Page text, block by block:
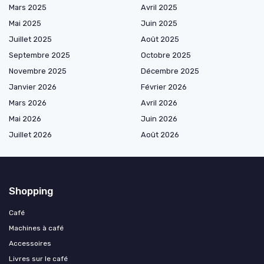
Mars 2025
Avril 2025
Mai 2025
Juin 2025
Juillet 2025
Août 2025
Septembre 2025
Octobre 2025
Novembre 2025
Décembre 2025
Janvier 2026
Février 2026
Mars 2026
Avril 2026
Mai 2026
Juin 2026
Juillet 2026
Août 2026
Shopping
Café
Machines à café
Accessoires
Livres sur le café